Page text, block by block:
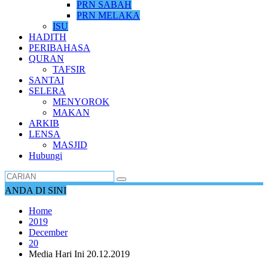
PRN SABAH
PRN MELAKA
ISU
HADITH
PERIBAHASA
QURAN
TAFSIR
SANTAI
SELERA
MENYOROK
MAKAN
ARKIB
LENSA
MASJID
Hubungi
ANDA DI SINI
Home
2019
December
20
Media Hari Ini 20.12.2019